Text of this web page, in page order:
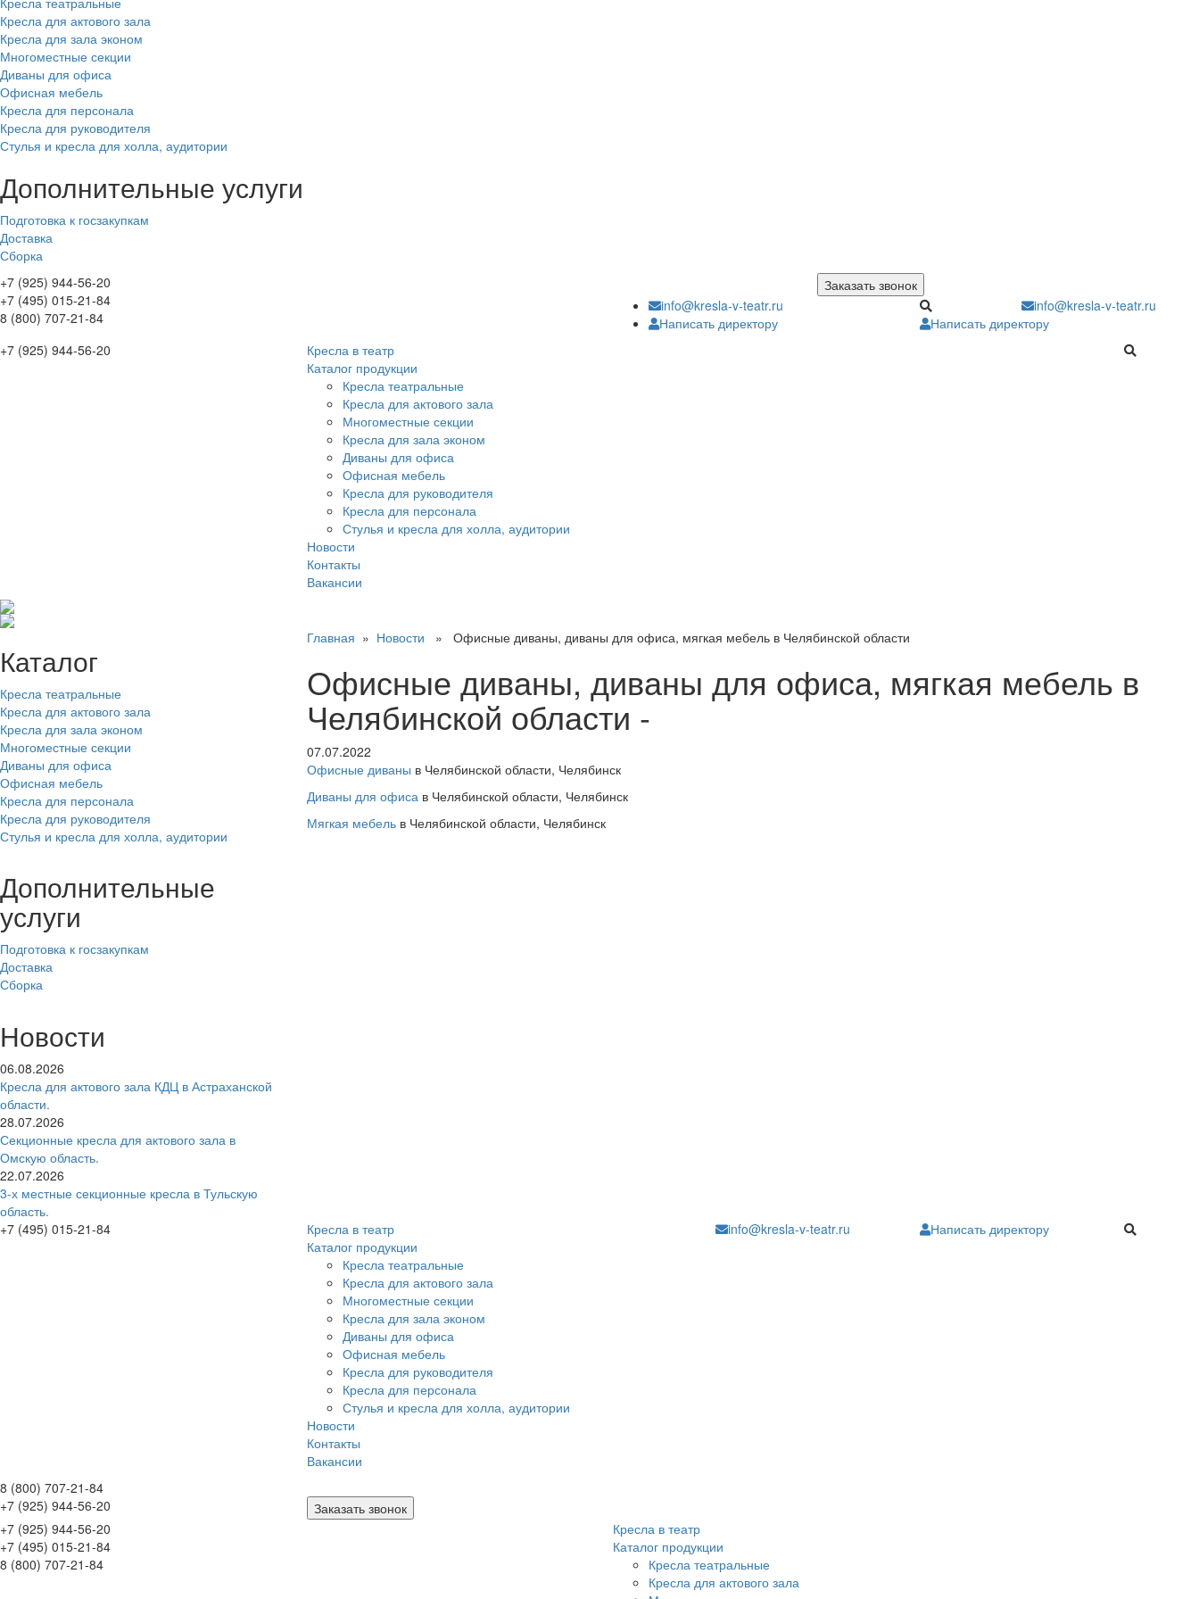
Кресла для актового зала
Кресла для зала эконом
Многоместные секции
Диваны для офиса
Офисная мебель
Кресла для персонала
Кресла для руководителя
Стулья и кресла для холла, аудитории
Дополнительные услуги
Подготовка к госзакупкам
Доставка
Сборка
+7 (925) 944-56-20
+7 (495) 015-21-84
8 (800) 707-21-84
Заказать звонок
info@kresla-v-teatr.ru
Написать директору
info@kresla-v-teatr.ru
Написать директору
+7 (925) 944-56-20
Кресла в театр
Каталог продукции
Кресла театральные
Кресла для актового зала
Многоместные секции
Кресла для зала эконом
Диваны для офиса
Офисная мебель
Кресла для руководителя
Кресла для персонала
Стулья и кресла для холла, аудитории
Новости
Контакты
Вакансии
Каталог
Кресла театральные
Кресла для актового зала
Кресла для зала эконом
Многоместные секции
Диваны для офиса
Офисная мебель
Кресла для персонала
Кресла для руководителя
Стулья и кресла для холла, аудитории
Дополнительные
услуги
Подготовка к госзакупкам
Доставка
Сборка
Новости
06.08.2026
Кресла для актового зала КДЦ в Астраханской
области.
28.07.2026
Секционные кресла для актового зала в
Омскую область.
22.07.2026
3-х местные секционные кресла в Тульскую
область.
Главная » Новости » Офисные диваны, диваны для офиса, мягкая мебель в Челябинской области
Офисные диваны, диваны для офиса, мягкая мебель в
Челябинской области -
07.07.2022
Офисные диваны в Челябинской области, Челябинск
Диваны для офисав Челябинской области, Челябинск
Мягкая мебельв Челябинской области, Челябинск
+7 (495) 015-21-84
Кресла в театр
Каталог продукции
Кресла театральные
Кресла для актового зала
Многоместные секции
Кресла для зала эконом
Диваны для офиса
Офисная мебель
Кресла для руководителя
Кресла для персонала
Стулья и кресла для холла, аудитории
Новости
Контакты
Вакансии
info@kresla-v-teatr.ru Написать директору
8 (800) 707-21-84
+7 (925) 944-56-20
Заказать звонок
+7 (925) 944-56-20
+7 (495) 015-21-84
8 (800) 707-21-84
Кресла в театр
Каталог продукции
Кресла театральные
Кресла для актового зала